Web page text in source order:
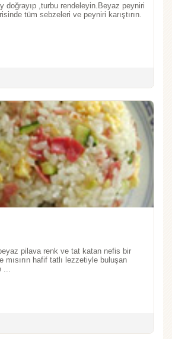
doğrayıp ,turbu rendeleyin.Beyaz peyniri
tüm sebzeleri ve peyniri karıştırın.
pilava renk ve tat katan nefis bir
mısırın hafif tatlı lezzetiyle buluşan